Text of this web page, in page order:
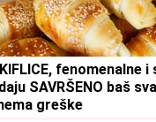
fenomenalne
SAVRŠENO baš
greške